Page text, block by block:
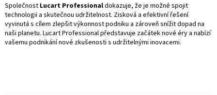
Společnost Lucart Professionaldokazuje, že je možné spojit
technologii a skutečnou udržitelnost. Zisková a efektivní řešení
vyvinutá s cílem zlepšit výkonnost podniku a zároveň snížit dopad na
naši planetu. Lucart Professional představuje začátek nové éry a nabízí
vašemu podnikání nové zkušenosti s udržitelnými inovacemi.